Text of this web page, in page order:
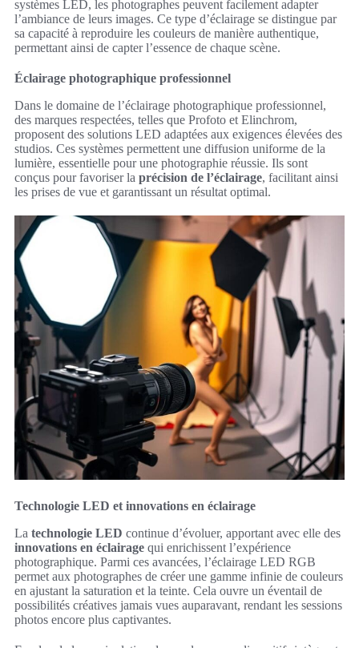
systèmes LED, les photographes peuvent facilement adapter
l’ambiance de leurs images. Ce type d’éclairage se distingue par
sa capacité à reproduire les couleurs de manière authentique,
permettant ainsi de capter l’essence de chaque scène.
Éclairage photographique professionnel
Dans le domaine de l’éclairage photographique professionnel,
des marques respectées, telles que Profoto et Elinchrom,
proposent des solutions LED adaptées aux exigences élevées des
studios. Ces systèmes permettent une diffusion uniforme de la
lumière, essentielle pour une photographie réussie. Ils sont
conçus pour favoriser la précision de l’éclairage, facilitant ainsi
les prises de vue et garantissant un résultat optimal.
Technologie LED et innovations en éclairage
La technologie LED continue d’évoluer, apportant avec elle des
innovations en éclairage qui enrichissent l’expérience
photographique. Parmi ces avancées, l’éclairage LED RGB
permet aux photographes de créer une gamme infinie de couleurs
en ajustant la saturation et la teinte. Cela ouvre un éventail de
possibilités créatives jamais vues auparavant, rendant les sessions
photos encore plus captivantes.